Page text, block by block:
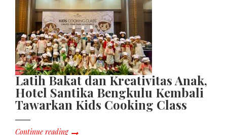
Latih Bakat dan Kreativitas Anak,
Hotel Santika Bengkulu Kembali
Tawarkan Kids Cooking Class
Continue reading